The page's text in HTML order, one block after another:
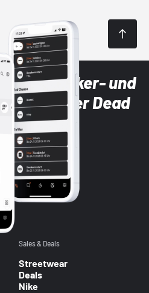
Sneaker- und
mit der Dead
Sales & Deals
Streetwear
Deals
Nike